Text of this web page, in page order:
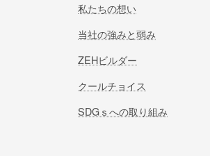
私たちの想い
当社の強みと弱み
ZEHビルダー
クールチョイス
SDGｓへの取り組み